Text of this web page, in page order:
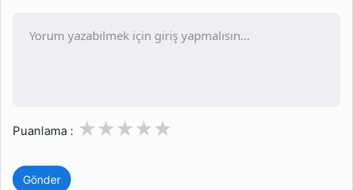
Puanlama : 3
2
1
Gönder